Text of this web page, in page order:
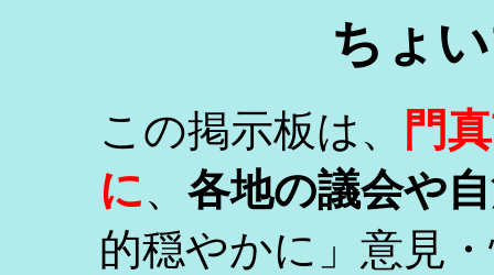
ちょ
この掲示板は、
門
に、 各地の議会や
的穏やかに」意見